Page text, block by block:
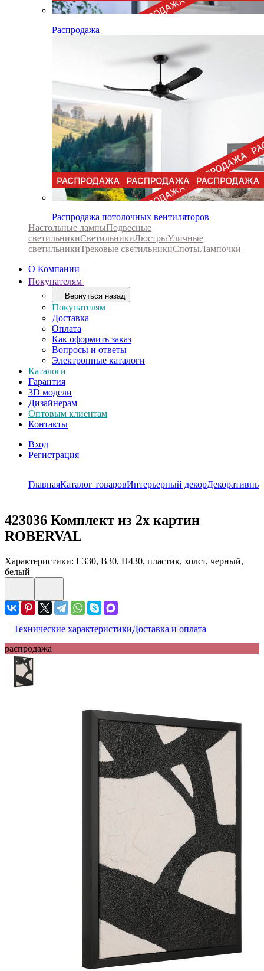
Распродажа
Распродажа потолочных вентиляторов
Настольные лампыПодвесные
светильникиСветильникиЛюстрыУличные
светильникиТрековые светильникиСпотыЛампочки
О Компании
Покупателям
Вернуться назад
Покупателям
Доставка
Оплата
Как оформить заказ
Вопросы и ответы
Электронные каталоги
Каталоги
Гарантия
3D модели
Дизайнерам
Оптовым клиентам
Контакты
Вход
Регистрация
ГлавнаяКаталог товаровИнтерьерный декор
423036 Комплект из 2х картин
ROBERVAL
Характеристики: L330, B30, H430, пластик, холст, черный,
белый
Технические характеристикиДоставка и оплата
распродажа